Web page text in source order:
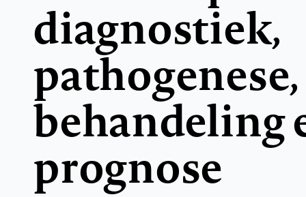
diagnostiek,
pathogenese,
behandeling
prognose